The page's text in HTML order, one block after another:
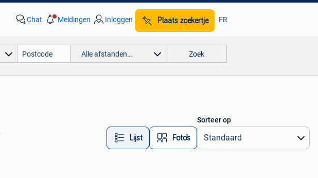
Chat Meldingen Inloggen Plaats zoekertje FR
Alle afstanden… Zoek
Lijst Foto’s
Sorteer op